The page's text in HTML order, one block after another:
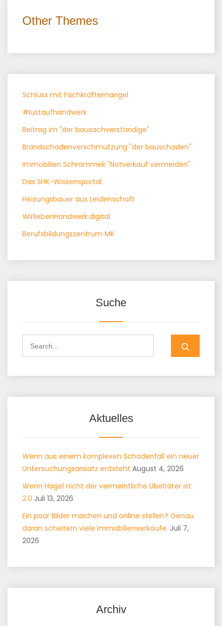
Other Themes
Schluss mit Fachkräftemangel
#lustaufhandwerk
Beitrag im "der bausachverständige"
Brandschadenverschmutzung "der bauschaden"
Immobilien Schrammek "Notverkauf vermeiden"
Das SHK-Wissensportal
Heizungsbauer aus Leidenschaft
WirliebenHandwerk.digital
Berufsbildungszentrum MK
Suche
Aktuelles
Wenn aus einem komplexen Schadenfall ein neuer
Untersuchungsansatz entsteht August 4, 2026
Wenn Hagel nicht der vermeintliche Übeltäter ist
2.0 Juli 13, 2026
Ein paar Bilder machen und online stellen? Genau
daran scheitern viele Immobilienverkäufe. Juli 7,
2026
Archiv